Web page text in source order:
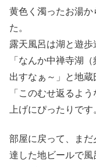
黄色く濁ったお湯
た。
露天風呂は湖と遊歩
「なんか中禅寺湖
出すなぁ～」と地蔵
「このむせ返るよ
上げにぴったりです
部屋に戻って、ま
達した地ビールで風